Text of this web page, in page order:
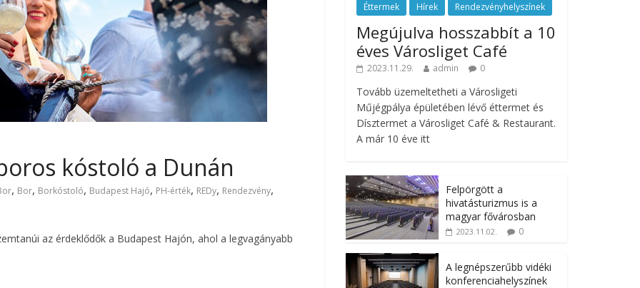
kóstoló a Dunán
, Bor, Borkóstoló, Budapest Hajó, PH-érték, REDy, Rendezvény,
az érdeklődők a Budapest Hajón, ahol a legvagányabb
Éttermek Hírek Rendezvényhelyszínek
Megújulva hosszabbít a 10
éves Városliget Café
2023.11.29. admin 0
Tovább üzemeltetheti a Városligeti
Műjégpálya épületében lévő éttermet és
Dísztermet a Városliget Café & Restaurant.
A már 10 éve itt
Felpörgött a
hivatásturizmus is a
magyar fővárosban
2023.11.02. 0
A legnépszerűbb vidéki
konferenciahelyszínek